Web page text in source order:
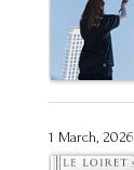
1 March, 2026